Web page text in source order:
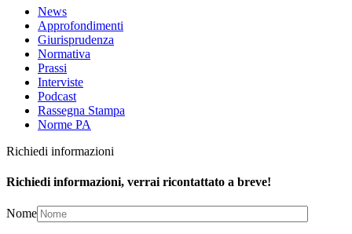
News
Approfondimenti
Giurisprudenza
Normativa
Prassi
Interviste
Podcast
Rassegna Stampa
Norme PA
Richiedi informazioni
Richiedi informazioni, verrai ricontattato a breve!
Nome